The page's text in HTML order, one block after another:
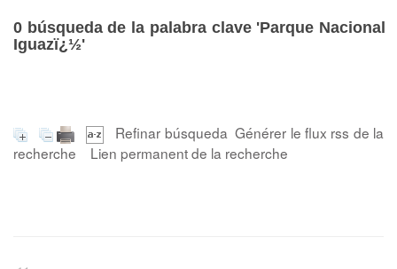
0 búsqueda de la palabra clave 'Parque Nacional
Iguazï¿½'
Refinar búsqueda Générer le flux rss de la
recherche
Lien permanent de la recherche